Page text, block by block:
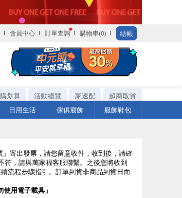
會員中心 訂單查詢 購物車(0) 結帳
划算 活動總覽 家速配
超商取貨
日用生活 傢俱寢飾 服飾鞋包
寄出發票，請您留意收件，收到後，請確
符，請與萬家福客服聯繫。之後您將收到
流程步驟指引。訂單到貨非商品到貨日而
用電子載具」